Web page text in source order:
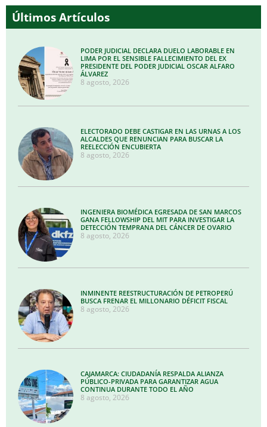
Últimos Artículos
PODER JUDICIAL DECLARA DUELO LABORABLE EN
LIMA POR EL SENSIBLE FALLECIMIENTO DEL EX
PRESIDENTE DEL PODER JUDICIAL OSCAR ALFARO
ÁLVAREZ
8 agosto, 2026
ELECTORADO DEBE CASTIGAR EN LAS URNAS A LOS
ALCALDES QUE RENUNCIAN PARA BUSCAR LA
REELECCIÓN ENCUBIERTA
8 agosto, 2026
INGENIERA BIOMÉDICA EGRESADA DE SAN MARCOS
GANA FELLOWSHIP DEL MIT PARA INVESTIGAR LA
DETECCIÓN TEMPRANA DEL CÁNCER DE OVARIO
8 agosto, 2026
INMINENTE REESTRUCTURACIÓN DE PETROPERÚ
BUSCA FRENAR EL MILLONARIO DÉFICIT FISCAL
8 agosto, 2026
CAJAMARCA: CIUDADANÍA RESPALDA ALIANZA
PÚBLICO-PRIVADA PARA GARANTIZAR AGUA
CONTINUA DURANTE TODO EL AÑO
8 agosto, 2026